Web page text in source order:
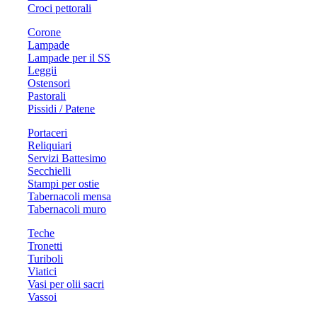
Croci pettorali
Corone
Lampade
Lampade per il SS
Leggii
Ostensori
Pastorali
Pissidi / Patene
Portaceri
Reliquiari
Servizi Battesimo
Secchielli
Stampi per ostie
Tabernacoli mensa
Tabernacoli muro
Teche
Tronetti
Turiboli
Viatici
Vasi per olii sacri
Vassoi